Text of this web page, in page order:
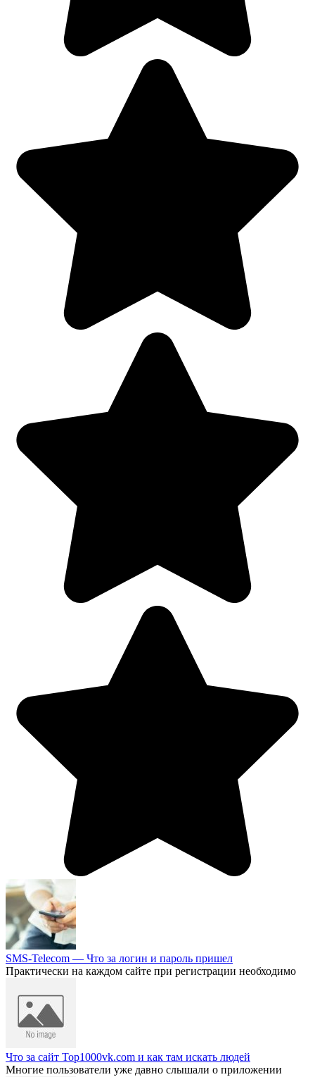
SMS-Telecom — Что за логин и пароль пришел
Практически на каждом сайте при регистрации необходимо
Что за сайт Top1000vk.com и как там искать людей
Многие пользователи уже давно слышали о приложении